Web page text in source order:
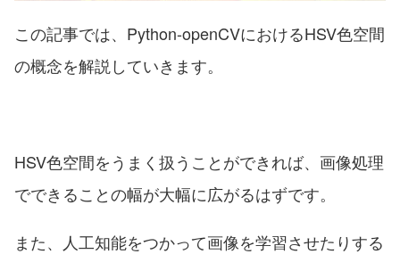
この記事では、Python-openCVにおけるHSV色空間
の概念を解説していきます。
HSV色空間をうまく扱うことができれば、画像処理
でできることの幅が大幅に広がるはずです。
また、人工知能をつかって画像を学習させたりする